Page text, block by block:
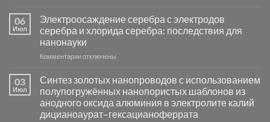
группы
фотокаталитической
активности
Хлорида
Серебра-
в
видимом
свете
с
помощью
06
Июл
Электроосаждение серебра с электродов
серебра и хлорида серебра: последствия для
нанонауки
Комментариик
серебра
с
электродов
серебра
отключены
03
Июл
Синтез золотых нанопроводов с использованием
полупогружённых нанопористых шаблонов из
анодного оксида алюминия в электролите калий
дицианоаурат–гексацианоферрата